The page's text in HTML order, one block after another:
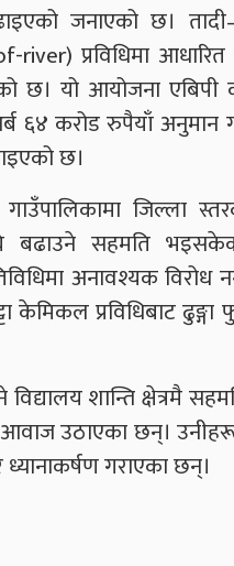
जनाएको छ।
प्रविधिमा
छ। यो आयोजना एबिपी
६४ करोड रुपैयाँ अनुमान
छ।
जिल्ला
बढाउने सहमति
अनावश्यक विरोध
प्रविधिबाट ढुङ्गा
शान्ति क्षेत्रमै
आवाज उठाएका छन्।
गराएका छन्।